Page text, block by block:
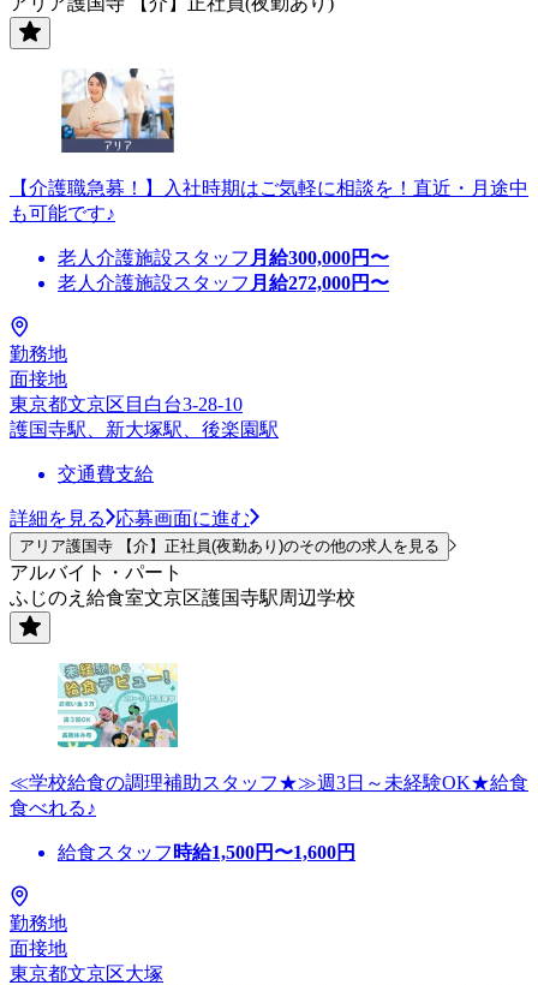
【介護職急募！】入社時期はご気軽に相談を！直近・月途中
も可能です♪
老人介護施設スタッフ 月給300,000円〜
老人介護施設スタッフ 月給272,000円〜
勤務地
面接地
東京都文京区目白台3-28-10
護国寺駅、新大塚駅、後楽園駅
交通費支給
詳細を見る 応募画面に進む
アリア護国寺 【介】正社員(夜勤あり)のその他の求人を見る
アルバイト・パート
ふじのえ給食室文京区護国寺駅周辺学校
≪学校給食の調理補助スタッフ★≫週3日～未経験OK★給食
食べれる♪
給食スタッフ 時給1,500円〜1,600円
勤務地
面接地
東京都文京区大塚